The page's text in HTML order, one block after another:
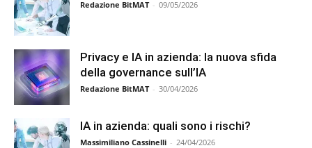
Redazione BitMAT - 09/05/2026
Privacy e IA in azienda: la nuova sfida
della governance sull’IA
Redazione BitMAT - 30/04/2026
IA in azienda: quali sono i rischi?
Massimiliano Cassinelli - 24/04/2026